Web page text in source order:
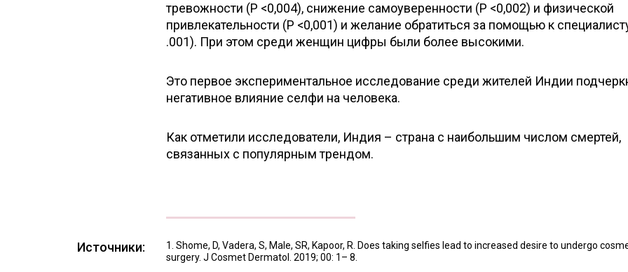
тревожности (P <0,004), снижение самоуверенности (P <0,002) и физической
привлекательности (P <0,001) и желание обратиться за помощью к
.001). При этом среди женщин цифры были более высокими.
Это первое экспериментальное исследование среди жителей Индии
негативное влияние селфи на человека.
Как отметили исследователи, Индия – страна с наибольшим числом смертей,
связанных с популярным трендом.
Источники:
Shome, D, Vadera, S, Male, SR, Kapoor, R. Does taking selfies lead to increased desire to undergo
surgery. J Cosmet Dermatol. 2019; 00: 1– 8.